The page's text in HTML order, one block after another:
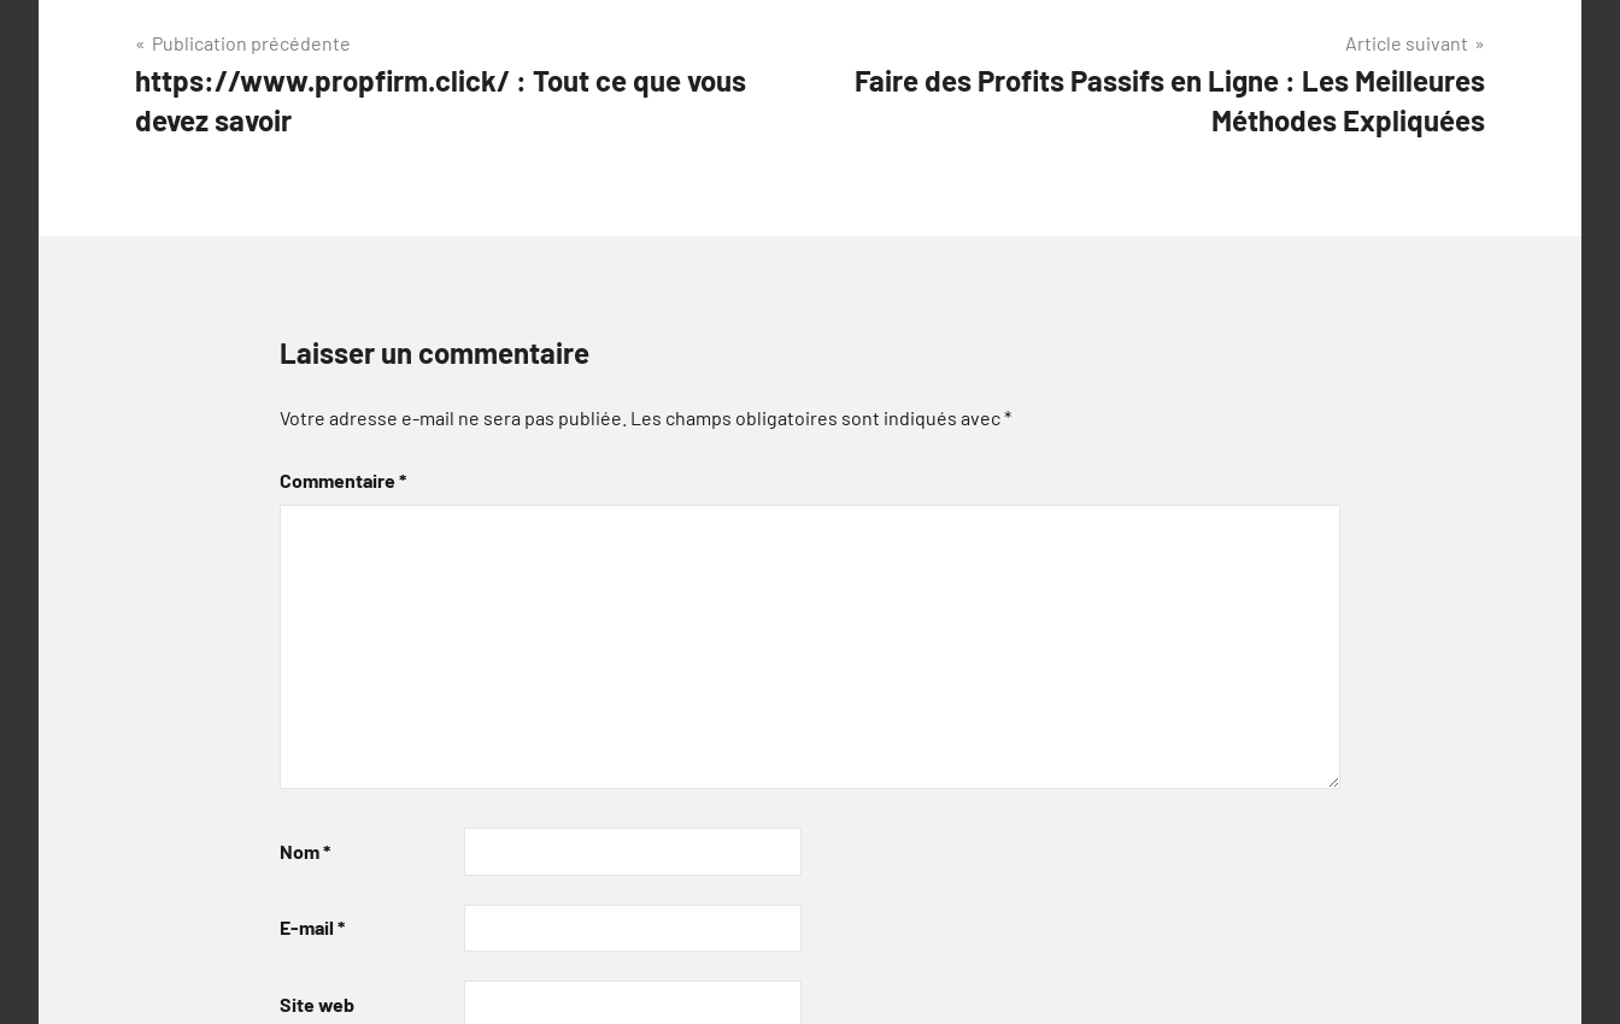
Navigation
de
l’article
Publication précédente
https://www.propfirm.click/ : Tout ce que vous
devez savoir
Article suivant
Faire des Profits Passifs en Ligne : Les Meilleures
Méthodes Expliquées
Laisser un commentaire
Votre adresse e-mail ne sera pas publiée. Les champs obligatoires sont indiqués avec*
Commentaire*
Nom*
E-mail *
Site web